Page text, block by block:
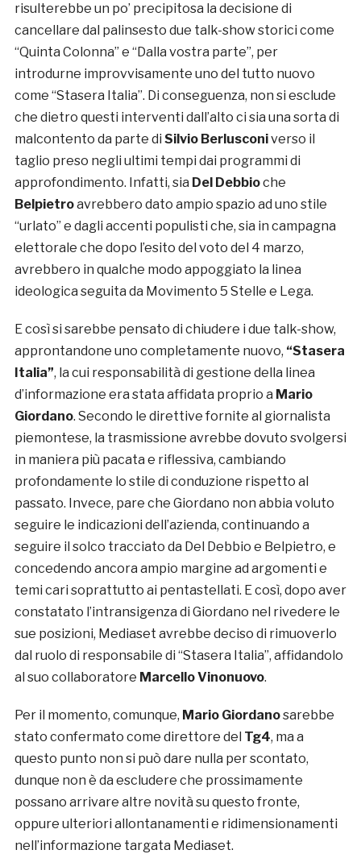
risulterebbe un po’ precipitosa la decisione di
cancellare dal palinsesto due talk-show storici come
“Quinta Colonna” e “Dalla vostra parte”, per
introdurne improvvisamente uno del tutto nuovo
come “Stasera Italia”. Di conseguenza, non si esclude
che dietro questi interventi dall’alto ci sia una sorta di
malcontento da parte di Silvio Berlusconiverso il
taglio preso negli ultimi tempi dai programmi di
approfondimento. Infatti, sia Del Debbioche
Belpietroavrebbero dato ampio spazio ad uno stile
“urlato” e dagli accenti populisti che, sia in campagna
elettorale che dopo l’esito del voto del 4 marzo,
avrebbero in qualche modo appoggiato la linea
ideologica seguita da Movimento 5 Stelle e Lega.
E così si sarebbe pensato di chiudere i due talk-show,
approntandone uno completamente nuovo, “Stasera
Italia”, la cui responsabilità di gestione della linea
d’informazione era stata affidata proprio a Mario
Giordano. Secondo le direttive fornite al giornalista
piemontese, la trasmissione avrebbe dovuto svolgersi
in maniera più pacata e riflessiva, cambiando
profondamente lo stile di conduzione rispetto al
passato. Invece, pare che Giordano non abbia voluto
seguire le indicazioni dell’azienda, continuando a
seguire il solco tracciato da Del Debbio e Belpietro, e
concedendo ancora ampio margine ad argomenti e
temi cari soprattutto ai pentastellati. E così, dopo aver
constatato l’intransigenza di Giordano nel rivedere le
sue posizioni, Mediaset avrebbe deciso di rimuoverlo
dal ruolo di responsabile di “Stasera Italia”, affidandolo
al suo collaboratore Marcello Vinonuovo.
Per il momento, comunque, Mario Giordanosarebbe
stato confermato come direttore del Tg4, ma a
questo punto non si può dare nulla per scontato,
dunque non è da escludere che prossimamente
possano arrivare altre novità su questo fronte,
oppure ulteriori allontanamenti e ridimensionamenti
nell’informazione targata Mediaset.